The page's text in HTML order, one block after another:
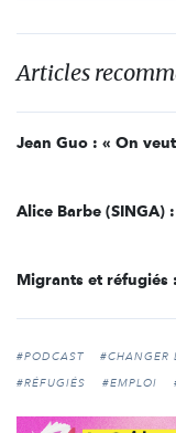
Articles
Jean Guo : « On
Migrants et réfugiés
#PODCAST #CHANGER
#RÉFUGIÉS
#EMPLOI